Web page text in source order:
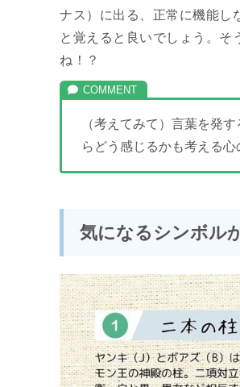
ナス）に出る、正常に機能し
と覚えると良いでしょう。そ
ね！？
（考えてみて）言葉を発
らどう感じるかも考える
気になるシンボル